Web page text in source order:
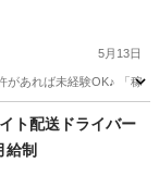
5月13日
があれば未経験OK♪ 「
ト配送ドライバー
給制